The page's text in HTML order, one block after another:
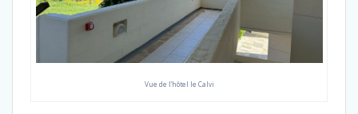
Vue de l’hôtel le Calvi